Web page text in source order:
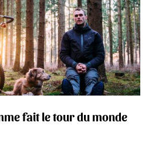
fait le tour du monde